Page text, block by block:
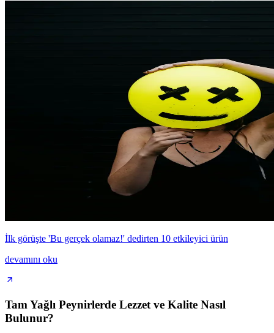
İlk görüşte 'Bu gerçek olamaz!' dedirten 10 etkileyici ürün
devamını oku
Tam Yağlı Peynirlerde Lezzet ve Kalite Nasıl
Bulunur?